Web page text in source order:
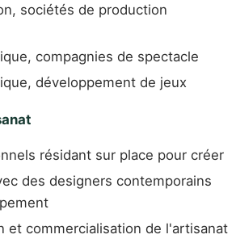
sociétés de production
compagnies de spectacle
développement de jeux
résidant sur place pour créer
des designers contemporains
et commercialisation de l'artisanat